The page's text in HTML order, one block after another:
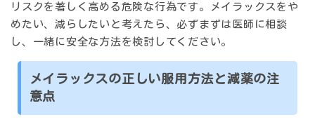
リスクを著しく高める危険な行為です。メイラックスをや
めたい、減らしたいと考えたら、必ずまずは医師に相談
し、一緒に安全な方法を検討してください。
メイラックスの正しい服用方法と減薬の注
意点